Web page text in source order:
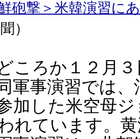
砲撃＞米韓演習
）
ころか１２月３
軍事演習では
加した米空母
れています。